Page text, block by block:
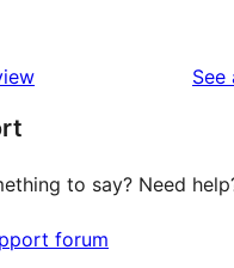
See
to say? Need
forum